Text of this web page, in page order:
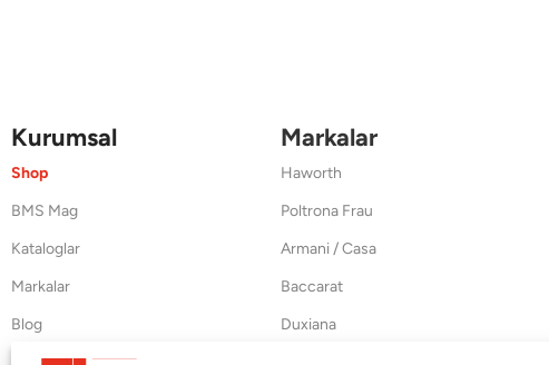
Kurumsal
Shop
BMS Mag
Kataloglar
Markalar
Blog
Markalar
Haworth
Poltrona Frau
Armani / Casa
Baccarat
Duxiana